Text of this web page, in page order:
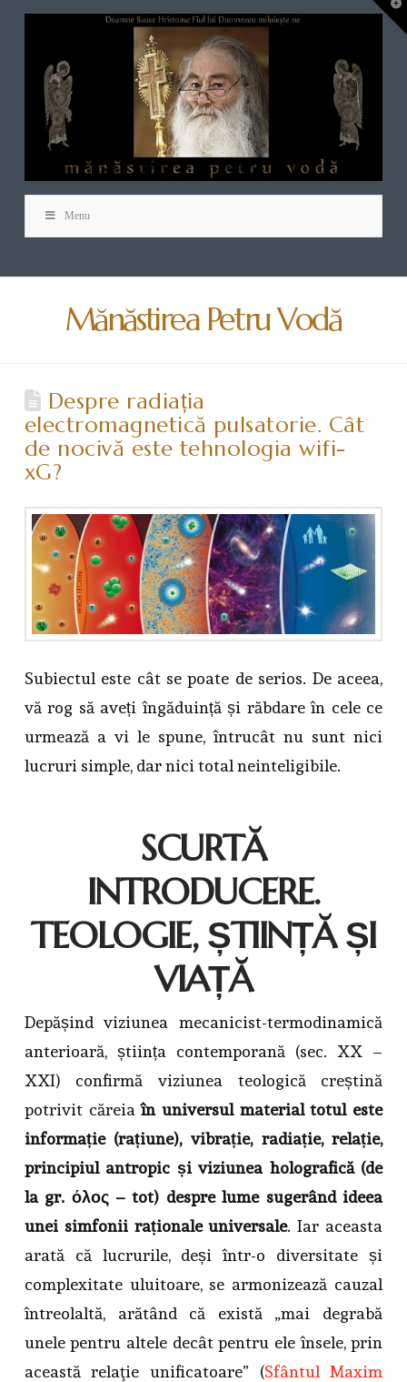
Menu
Mănăstirea Petru Vodă
Despre radiația
electromagnetică pulsatorie. Cât
de nocivă este tehnologia wifi-
xG?
Subiectul este cât se poate de serios. De aceea,
vă rog să aveți îngăduință și răbdare în cele ce
urmează a vi le spune, întrucât nu sunt nici
lucruri simple, dar nici total neinteligibile.
SCURTĂ
INTRODUCERE.
TEOLOGIE, ȘTIINȚĂ ȘI
VIAȚĂ
Depășind viziunea mecanicist-termodinamică
anterioară, știința contemporană (sec. XX –
XXI) confirmă viziunea teologică creștină
potrivit căreiaîn universul material totul este
informație (rațiune), vibrație, radiație, relație,
principiul antropic și viziunea holografică (de
la gr. όλος – tot) despre lume sugerând ideea
unei simfonii raționale universale. Iar aceasta
arată că lucrurile, deși într-o diversitate și
complexitate uluitoare, se armonizează cauzal
întreolaltă, arătând că există „mai degrabă
unele pentru altele decât pentru ele însele, prin
această relaţie unificatoare” (Sfântul Maxim